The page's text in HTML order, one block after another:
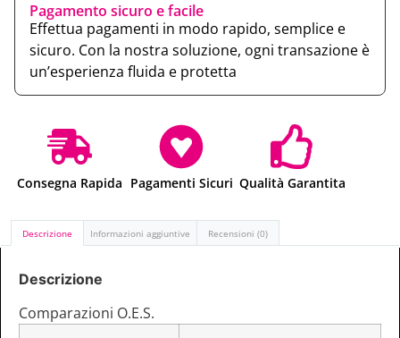
Pagamento sicuro e facile
Effettua pagamenti in modo rapido, semplice e
sicuro. Con la nostra soluzione, ogni transazione è
un’esperienza fluida e protetta
Consegna Rapida Pagamenti Sicuri Qualità Garantita
Descrizione Informazioni aggiuntive Recensioni (0)
Descrizione
Comparazioni O.E.S.